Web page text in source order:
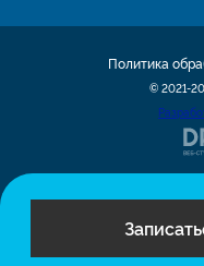
© 2021-
Политика